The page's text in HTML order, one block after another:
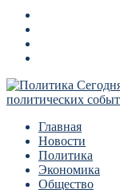
Главная
Новости
Политика
Экономика
Общество